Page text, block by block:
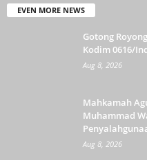
EVEN MORE NEWS
Gotong
Kodim 0616/
Aug 8, 2026
Mahkamah
Muhammad
Aug 8, 2026